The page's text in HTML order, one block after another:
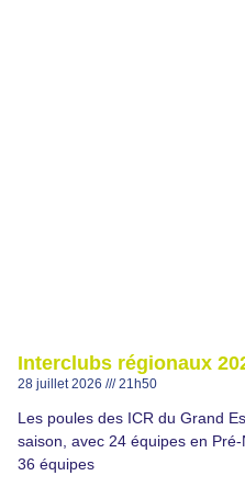
Interclubs régionaux
28 juillet 2026 21h50
Les poules des ICR du Grand
saison, avec 24 équipes en
36 équipes